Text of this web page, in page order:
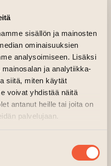
sisällön ja mainosten
ominaisuuksien
analysoimiseen. Lisäksi
ja analytiikka-
siitä, miten käytät
voivat yhdistää näitä
antanut heille tai joita on
palvelujaan.
maalauksiinsa.
mm. mielen
mielen sisällä olevat
on tarttunut jotain
ja jotain
vastaanottamisesta.
(Fears and
öljyvärikenttä
ja tuntuu sulkevan